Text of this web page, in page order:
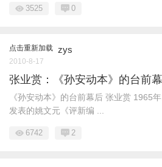
3525 0
点击重新加载 zys
2010-8-17
张业赏：《孙安动本》的台前
《孙安动本》的台前幕后 张业赏 1965
发表的姚文元《评新编 ...
6742 2